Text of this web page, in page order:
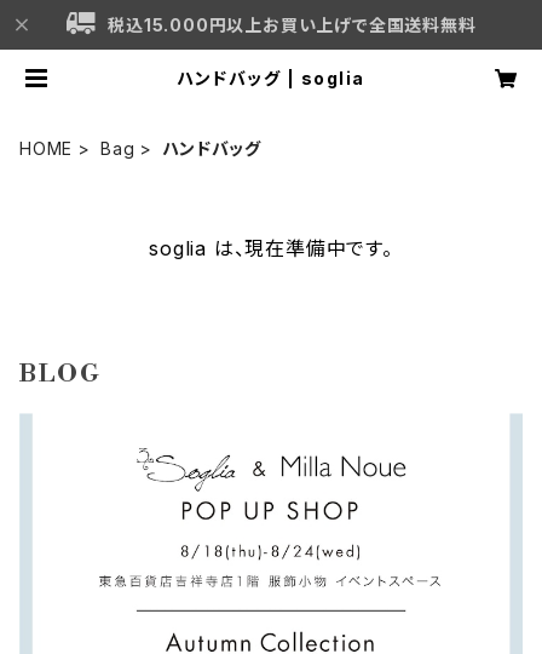
税込15.000円以上お買い上げで全国送料無料
ハンドバッグ | soglia
HOME Bag ハンドバッグ
soglia は、現在準備中です。
BLOG